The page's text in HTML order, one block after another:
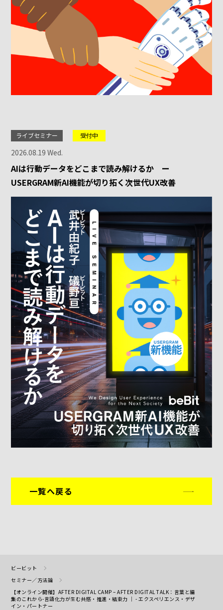
ライブセミナー 受付中
2026.08.19 Wed.
AIは行動データをどこまで読み解けるか ー
USERGRAM新AI機能が切り拓く次世代UX改善
一覧へ戻る
ビービット
セミナー／方法論
【オンライン開催】AFTER DIGITAL CAMP – AFTER DIGITAL TALK：言葉と編
集のこれから-言語化力が生む共感・推進・結束力 ｜ - エクスペリエンス・デザ
イン・パートナー